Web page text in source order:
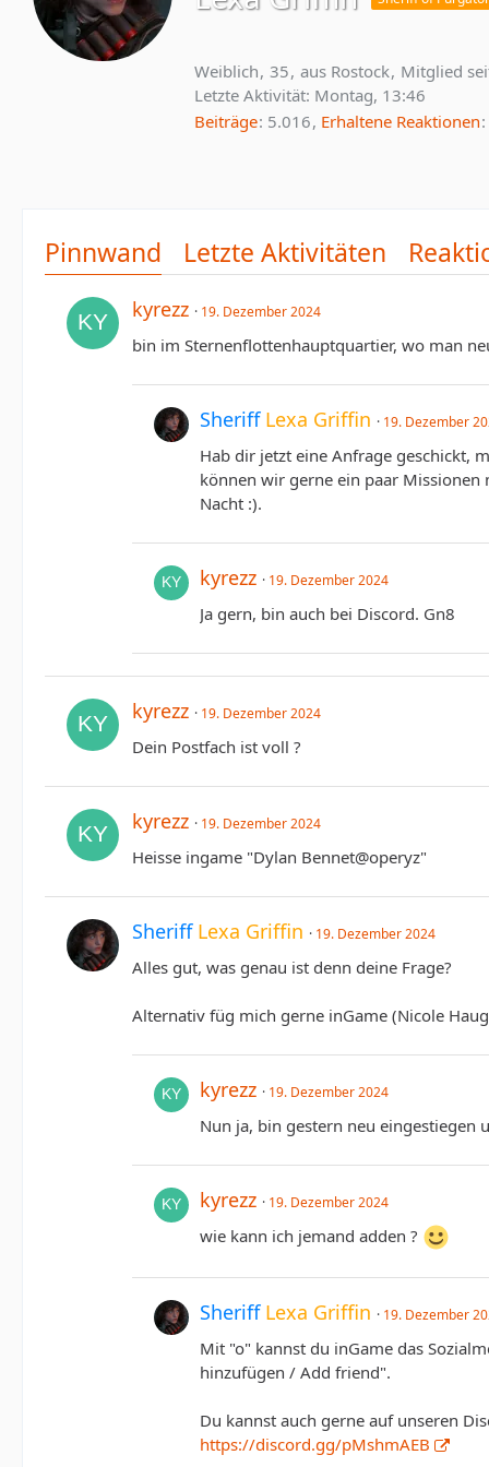
Weiblich 35 aus Rostock Mitglied
Letzte Aktivität: Montag, 13:46
Beiträge 5.016 Erhaltene Reaktionen
Pinnwand Letzte Aktivitäten
kyrezz 19. Dezember 2024
bin im Sternenflottenhauptquartier, wo man
Sheriff Lexa Griffin 19. Dezember
Hab dir jetzt eine Anfrage geschickt,
können wir gerne ein paar Missionen
Nacht :).
kyrezz 19. Dezember 2024
Ja gern, bin auch bei Discord. Gn8
kyrezz 19. Dezember 2024
Dein Postfach ist voll ?
kyrezz 19. Dezember 2024
Heisse ingame "Dylan Bennet@operyz"
Sheriff Lexa Griffin 19. Dezember 2024
Alles gut, was genau ist denn deine Frage?
Alternativ füg mich gerne inGame (Nicole
kyrezz 19. Dezember 2024
Nun ja, bin gestern neu eingestiegen
kyrezz 19. Dezember 2024
wie kann ich jemand adden ?
Sheriff Lexa Griffin 19. Dezember
Mit "o" kannst du inGame das
hinzufügen / Add friend".
Du kannst auch gerne auf unseren
https://discord.gg/pMshmAEB